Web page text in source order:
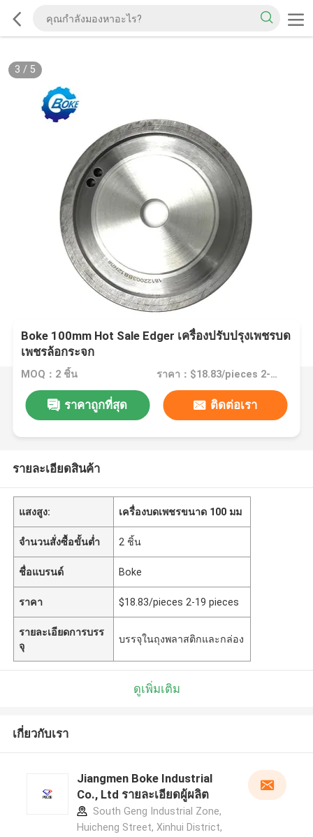
3 / 5
Boke 100mm Hot Sale Edger เครื่องปรับปรุงเพชรบด
เพชรล้อกระจก
MOQ：2 ชิ้น ราคา：$18.83/pieces 2-19 pieces
ราคาถูกที่สุด ติดต่อเรา
รายละเอียดสินค้า
แสงสูง: เครื่องบดเพชรขนาด 100 มม
จำนวนสั่งซื้อขั้นต่ำ 2 ชิ้น
ชื่อแบรนด์ Boke
ราคา $18.83/pieces 2-19 pieces
รายละเอียดการบรร
จุ
บรรจุในถุงพลาสติกและกล่อง
ดูเพิ่มเติม
เกี่ยวกับเรา
Jiangmen Boke Industrial
Co., Ltd รายละเอียดผู้ผลิต
South Geng Industrial Zone,
Huicheng Street, Xinhui District,